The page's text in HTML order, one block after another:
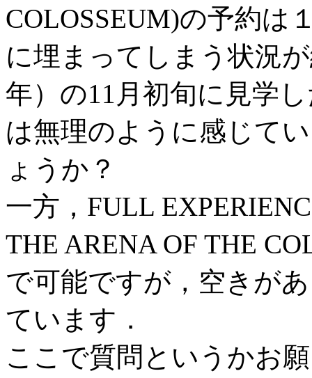
COLOSSEUM)の予約は
に埋まってしまう状況
年）の11月初旬に見学
は無理のように感じて
ょうか？
一方，FULL
THE ARENA OF THE
で可能ですが，空きが
ています．
ここで質問というかお